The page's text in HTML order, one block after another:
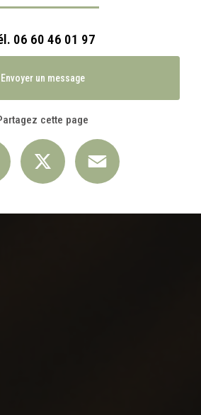
06 60 46 01 97
Envoyer un message
cette page
Facebook